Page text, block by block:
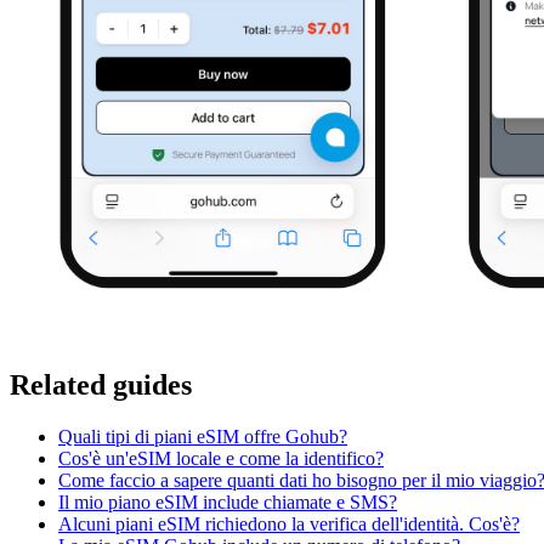
Related guides
Quali tipi di piani eSIM offre Gohub?
Cos'è un'eSIM locale e come la identifico?
Come faccio a sapere quanti dati ho bisogno per il mio viaggio?
Il mio piano eSIM include chiamate e SMS?
Alcuni piani eSIM richiedono la verifica dell'identità. Cos'è?